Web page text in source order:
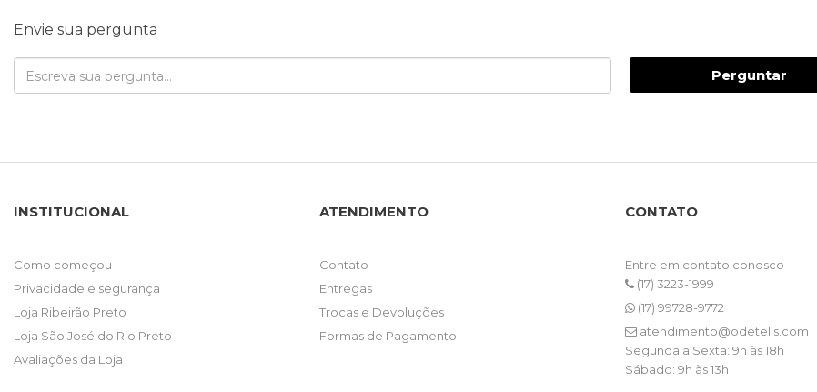
Envie sua pergunta
Perguntar
INSTITUCIONAL
Como começou
Privacidade e segurança
Loja Ribeirão Preto
Loja São José do Rio Preto
Avaliações da Loja
ATENDIMENTO
Contato
Entregas
Trocas e Devoluções
Formas de Pagamento
CONTATO
Entre em contato conosco
(17) 3223-1999
(17) 99728-9772
atendimento@odetelis.com
Segunda a Sexta: 9h às 18h
Sábado: 9h às 13h